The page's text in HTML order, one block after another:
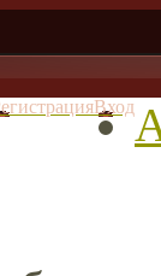
Вход